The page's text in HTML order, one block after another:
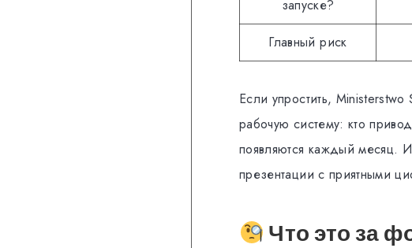
запуске?
Главный риск
Если упростить,
рабочую систему: кто
появляются каждый месяц.
презентации с приятными
Что это за